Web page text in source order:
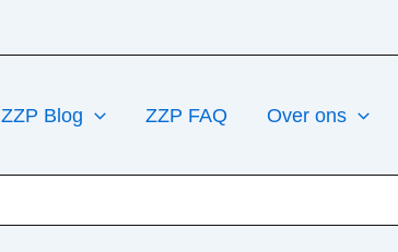
ZZP Blog ZZP FAQ Over ons